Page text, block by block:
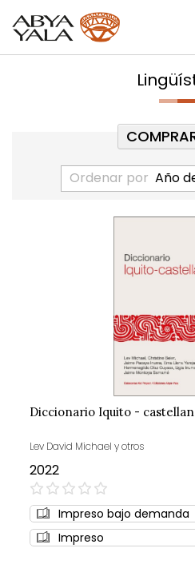
Ordenar por
Diccionario Iquito -
Lev David Michael y otros
2022
0%
Impreso bajo demanda
Impreso